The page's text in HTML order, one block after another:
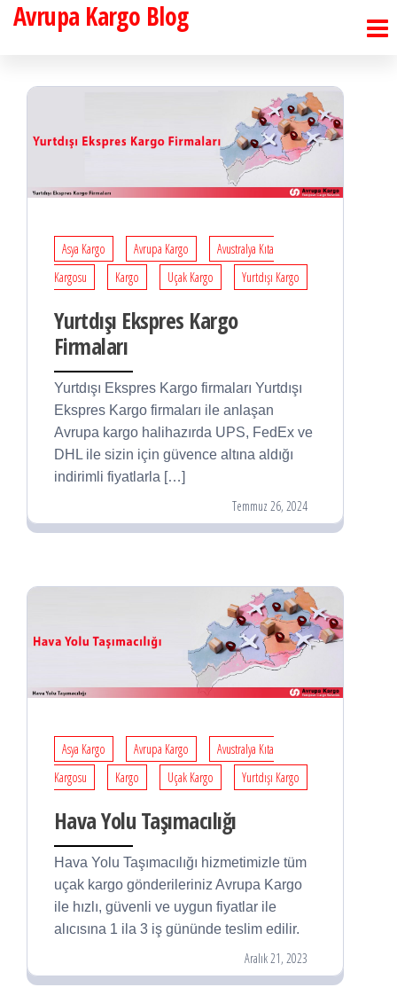
İçeriğe
Avrupa Kargo Blog
Asya Kargo Avrupa Kargo
Avustralya Kıta
Kargosu
Kargo Uçak Kargo Yurtdışı Kargo
Yurtdışı Ekspres Kargo
Firmaları
Yurtdışı Ekspres Kargo firmaları Yurtdışı
Ekspres Kargo firmaları ile anlaşan
Avrupa kargo halihazırda UPS, FedEx ve
DHL ile sizin için güvence altına aldığı
indirimli fiyatlarla […]
Temmuz 26, 2024
Asya Kargo Avrupa Kargo
Avustralya Kıta
Kargosu
Kargo Uçak Kargo Yurtdışı Kargo
Hava Yolu Taşımacılığı
Hava Yolu Taşımacılığı hizmetimizle tüm
uçak kargo gönderileriniz Avrupa Kargo
ile hızlı, güvenli ve uygun fiyatlar ile
alıcısına 1 ila 3 iş gününde teslim edilir.
Aralık 21, 2023